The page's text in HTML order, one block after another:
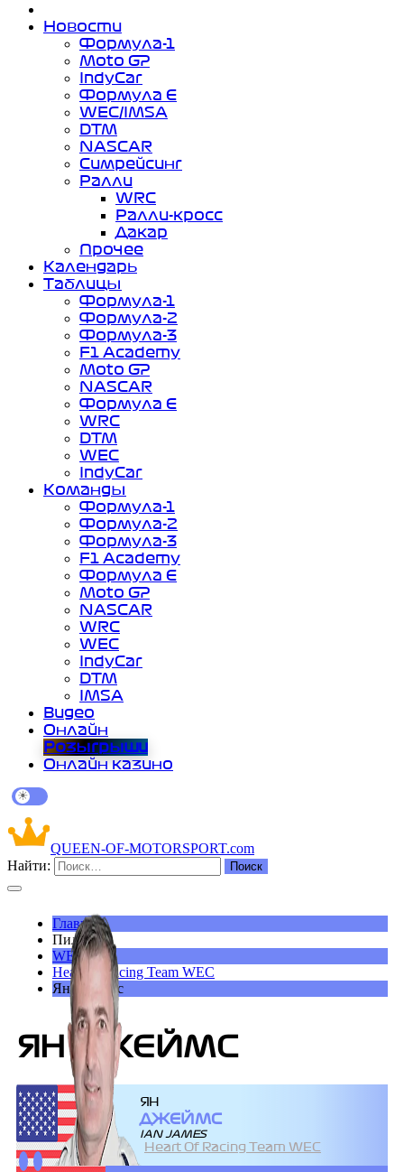
Новости
Формула-1
Moto GP
IndyCar
Формула Е
WEC/IMSA
DTM
NASCAR
Симрейсинг
Ралли
WRC
Ралли-кросс
Дакар
Прочее
Календарь
Таблицы
Формула-1
Формула-2
Формула-3
F1 Academy
Moto GP
NASCAR
Формула Е
WRC
DTM
WEC
IndyCar
Команды
Формула-1
Формула-2
Формула-3
F1 Academy
Формула Е
Moto GP
NASCAR
WRC
WEC
IndyCar
DTM
IMSA
Видео
Онлайн
Розыгрыши
Онлайн казино
QUEEN-OF-MOTORSPORT.com
Найти:
Главная
Пилоты
WEC
Heart of Racing Team WEC
Ян Джеймс
ЯН ДЖЕЙМС
ЯН
ДЖЕЙМС
IAN JAMES
Heart Of Racing Team WEC